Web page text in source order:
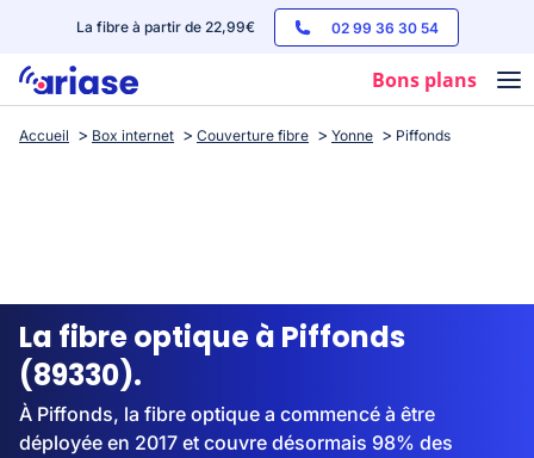
La fibre à partir de 22,99€ 02 99 36 30 54
Bons plans
Box internet
Streaming
Accueil Box internet Couverture fibre Yonne Piffonds
La fibre optique à Piffonds
(89330).
À Piffonds, la fibre optique a commencé à être
déployée en 2017 et couvre désormais 98% des